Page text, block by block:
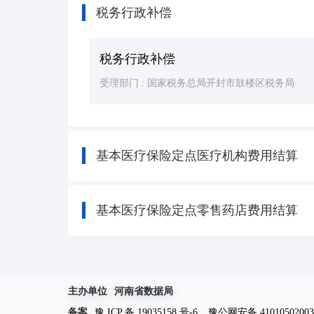
税务行政补偿
税务行政补偿
受理部门 : 国家税务总局开封市鼓楼区税务局
基本医疗保险定点医疗机构费用结算
基本医疗保险定点零售药店费用结算
主办单位
河南省数据局
备案
豫 ICP 备 19035158 号-6 豫公网安备